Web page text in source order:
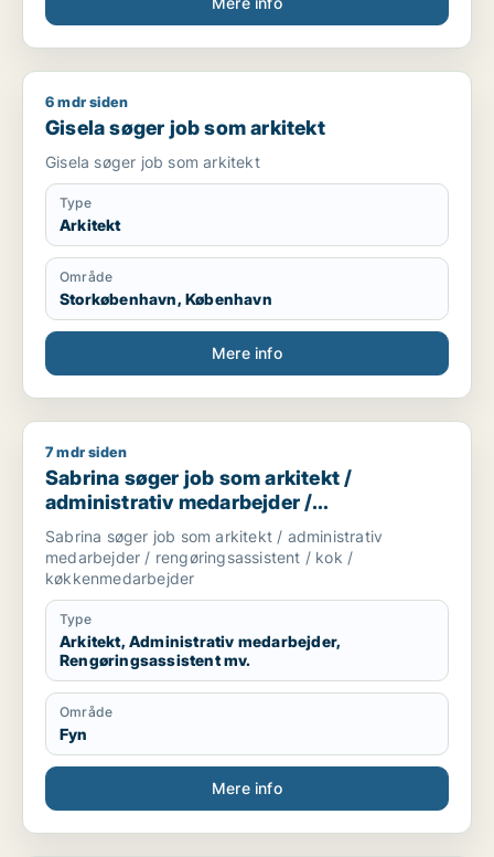
Gisela søger job som arkitekt
6 mdr siden
Gisela søger job som arkitekt
Gisela søger job som arkitekt
Type
Arkitekt
Område
Storkøbenhavn, København
Mere info
Sabrina søger job som arkitekt / administrativ
7 mdr siden
Sabrina søger job som arkitekt /
administrativ medarbejder /
rengøringsassistent / kok /
køkkenmedarbejder
Sabrina søger job som arkitekt / administrativ
medarbejder / rengøringsassistent / kok /
køkkenmedarbejder
Type
Arkitekt, Administrativ medarbejder,
Rengøringsassistent mv.
Område
Fyn
Mere info